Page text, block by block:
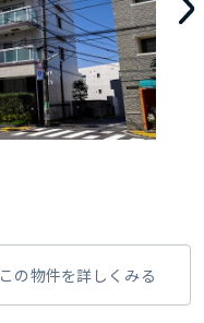
この物件を詳しくみる